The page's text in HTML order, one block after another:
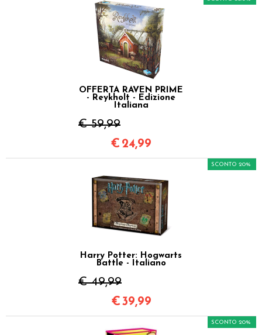
OFFERTA RAVEN PRIME
- Reykholt - Edizione
Italiana
€ 59,99
€ 24,99
Harry Potter: Hogwarts
Battle - Italiano
€ 49,99
SCONTO 20%
€39,99
SCONTO 20%